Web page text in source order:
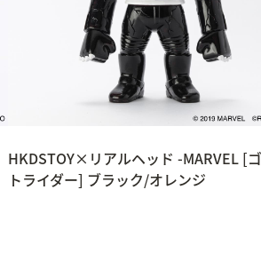
HKDSTOY×リアルヘッド -MARVEL [
トライダー] ブラック/オレンジ